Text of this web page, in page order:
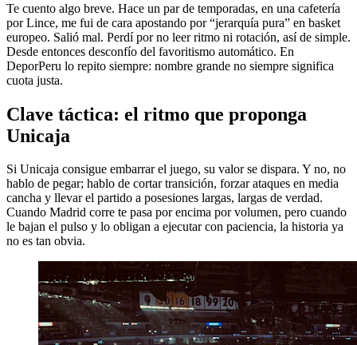
Te cuento algo breve. Hace un par de temporadas, en una cafetería
por Lince, me fui de cara apostando por “jerarquía pura” en basket
europeo. Salió mal. Perdí por no leer ritmo ni rotación, así de simple.
Desde entonces desconfío del favoritismo automático. En
DeporPeru lo repito siempre: nombre grande no siempre significa
cuota justa.
Clave táctica: el ritmo que proponga
Unicaja
Si Unicaja consigue embarrar el juego, su valor se dispara. Y no, no
hablo de pegar; hablo de cortar transición, forzar ataques en media
cancha y llevar el partido a posesiones largas, largas de verdad.
Cuando Madrid corre te pasa por encima por volumen, pero cuando
le bajan el pulso y lo obligan a ejecutar con paciencia, la historia ya
no es tan obvia.